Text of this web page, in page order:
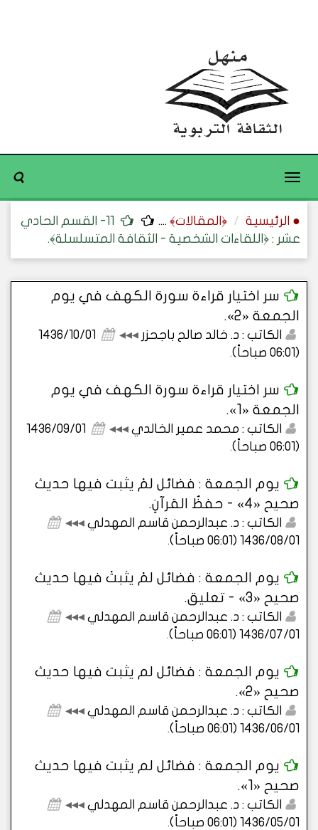
Toggle
● الرئيسية ﴿المقالات﴾ ....
11- القسم الحادي
عشر : ﴿اللقاءات الشخصية - الثقافة المتسلسلة﴾.
سر اختيار قراءة سورة الكهف في يوم
الجمعة «2».
الكاتب : د. خالد صالح باجحزر ◂◂◂
1436/10/01
(06:01 صباحاً)
.
سر اختيار قراءة سورة الكهف في يوم
الجمعة «1».
الكاتب : محمد عمير الخالدي ◂◂◂
1436/09/01
(06:01 صباحاً)
.
يوم الجمعة : فضائل لمْ يثبت فيها حديث
صحيح «4» - حفظُ القرآنِ.
الكاتب : د. عبدالرحمن قاسم المهدلي ◂◂◂
1436/08/01 (06:01 صباحاً)
.
يوم الجمعة : فضائل لمْ يثبتْ فيها حديث
صحيح «3» - تعليق.
الكاتب : د. عبدالرحمن قاسم المهدلي ◂◂◂
1436/07/01 (06:01 صباحاً)
.
يوم الجمعة : فضائل لم يثبت فيها حديث
صحيح «2».
الكاتب : د. عبدالرحمن قاسم المهدلي ◂◂◂
1436/06/01 (06:01 صباحاً)
.
يوم الجمعة : فضائل لم يثبت فيها حديث
صحيح «1».
الكاتب : د. عبدالرحمن قاسم المهدلي ◂◂◂
1436/05/01 (06:01 صباحاً)
.